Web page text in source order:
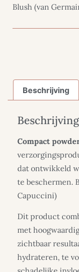
Blush (van
Beschrijving
Beschrijving
Compact
dat ontwikkeld
te beschermen.
Capuccini)
Dit product
met
zichtbaar
hydrateren, te